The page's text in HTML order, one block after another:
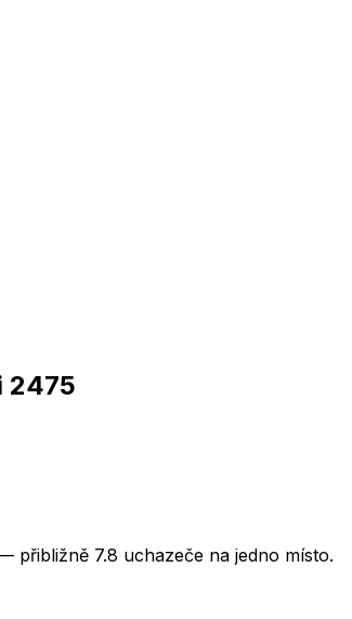
2475
přibližně 7.8 uchazeče na jedno místo.